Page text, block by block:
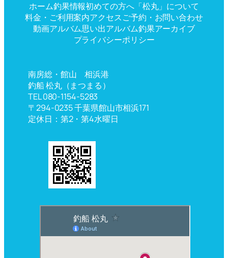
ホーム釣果情報初めての方へ「松丸」について
料金・ご利用案内アクセスご予約・お問い合わせ
動画アルバム思い出アルバム釣果アーカイブ
プライバシーポリシー
南房総・館山 相浜港
釣船 松丸（まつまる）
TEL 080-1154-5283
〒294-0235 千葉県館山市相浜171
定休日：第2・第4水曜日